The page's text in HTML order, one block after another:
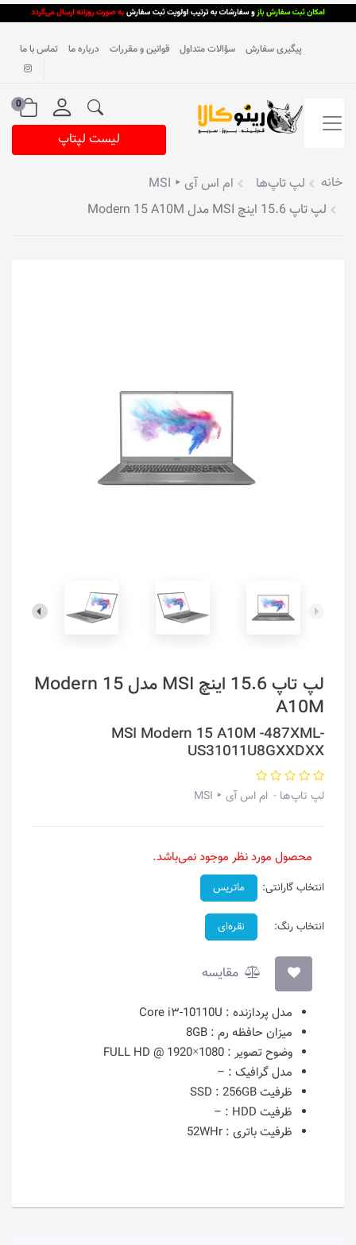
پیگیری سفارش سؤالات متداول قوانین و مقررات درباره ما تماس با ما
0
لیست لپتاپ
خانه لپ تاپ‌ها
ام اس آی ‣ MSI
لپ تاپ 15.6 اینچ MSI مدل Modern 15 A10M
لپ تاپ 15.6 اینچ MSI مدل Modern 15
A10M
MSI Modern 15 A10M -487XML-
US31011U8GXXDXX
لپ تاپ‌ها ام اس آی ‣ MSI
محصول مورد نظر موجود نمی‌باشد.
انتخاب گارانتی: ماتریس
انتخاب رنگ: نقره‌ای
مقایسه
مدل پردازنده : Core i۳-10110U
میزان حافظه رم : 8GB
وضوح تصویر : 1080×1920 @ FULL HD
مدل گرافیک : –
ظرفیت SSD :256GB
ظرفیت HDD :
–
ظرفیت باتری : 52WHr